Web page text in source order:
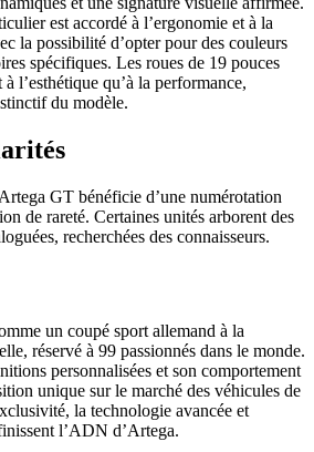
est accordé à l’ergonomie et à la
la possibilité d’opter pour des couleurs
spécifiques. Les roues de 19 pouces
l’esthétique qu’à la performance,
du modèle.
GT bénéficie d’une numérotation
de rareté. Certaines unités arborent des
recherchées des connaisseurs.
un coupé sport allemand à la
réservé à 99 passionnés dans le monde.
personnalisées et son comportement
unique sur le marché des véhicules de
la technologie avancée et
l’ADN d’Artega.